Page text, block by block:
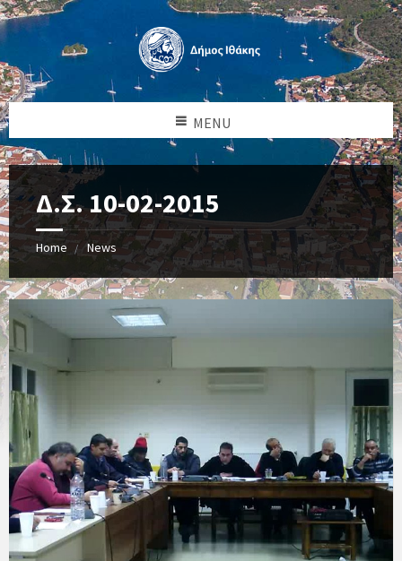
MENU
Δ.Σ. 10-02-2015
Home News